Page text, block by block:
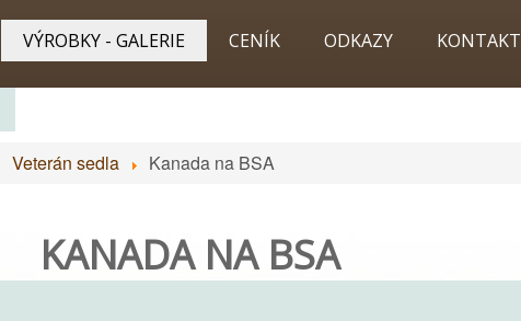
VÝROBKY - GALERIE CENÍK ODKAZY KONTAKT
Veterán sedla Kanada na BSA
KANADA NA BSA